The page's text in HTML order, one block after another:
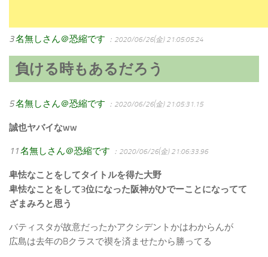
3名無しさん＠恐縮です ：2020/06/26(金) 21:05:05.24
負ける時もあるだろう
5名無しさん＠恐縮です ：2020/06/26(金) 21:05:31.15
誠也ヤバイなww
11名無しさん＠恐縮です ：2020/06/26(金) 21:06:33.96
卑怯なことをしてタイトルを得た大野
卑怯なことをして3位になった阪神がひでーことになってて
ざまみろと思う
バティスタが故意だったかアクシデントかはわからんが
広島は去年のBクラスで禊を済ませたから勝ってる